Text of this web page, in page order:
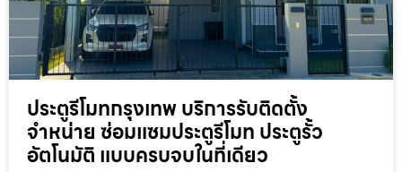
ประตูรีโมทกรุงเทพ บริการรับติดตั้ง
จำหน่าย ซ่อมแซมประตูรีโมท ประตูรั้ว
อัตโนมัติ แบบครบจบในที่เดียว